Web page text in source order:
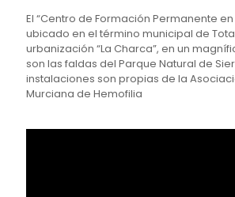
El “Centro de Formación Permanente
ubicado en el término municipal de
urbanización “La Charca”, en un
son las faldas del Parque Natural de
instalaciones son propias de la
Murciana de Hemofilia